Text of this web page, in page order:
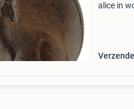
alice in